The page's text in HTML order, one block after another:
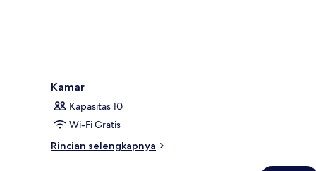
Kamar
Kapasitas 10
Wi-Fi Gratis
Rincian selengkapnya
Rincian